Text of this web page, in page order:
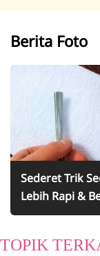
Berita Foto
Sederet Trik
Lebih Rapi &
TOPIK